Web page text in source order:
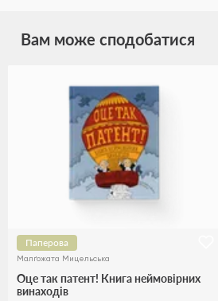
Вам може сподобатися
Паперова
Малґожата Мицельська
Оце так патент! Книга неймовірних
винаходів